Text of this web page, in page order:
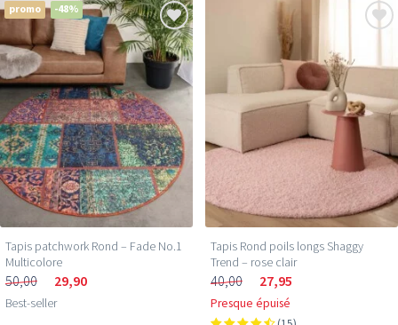
promo -48%
Tapis patchwork Rond – Fade No.1
Multicolore
50,00 29,90
Best-seller
Tapis Rond poils longs Shaggy
Trend – rose clair
40,00 27,95
Presque épuisé